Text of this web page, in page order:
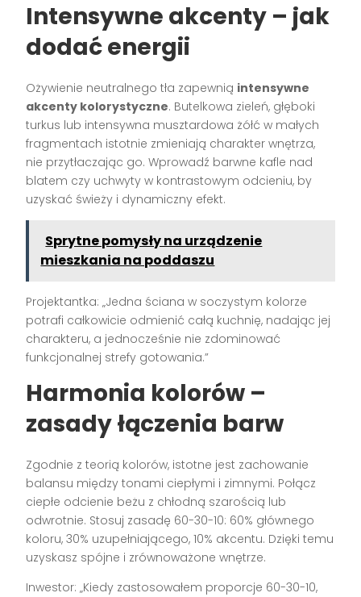
Intensywne akcenty – jak
dodać energii
Ożywienie neutralnego tła zapewnią intensywne
akcenty kolorystyczne. Butelkowa zieleń, głęboki
turkus lub intensywna musztardowa żółć w małych
fragmentach istotnie zmieniają charakter wnętrza,
nie przytłaczając go. Wprowadź barwne kafle nad
blatem czy uchwyty w kontrastowym odcieniu, by
uzyskać świeży i dynamiczny efekt.
Sprytne pomysły na urządzenie
mieszkania na poddaszu
Projektantka: „Jedna ściana w soczystym kolorze
potrafi całkowicie odmienić całą kuchnię, nadając jej
charakteru, a jednocześnie nie zdominować
funkcjonalnej strefy gotowania.”
Harmonia kolorów –
zasady łączenia barw
Zgodnie z teorią kolorów, istotne jest zachowanie
balansu między tonami ciepłymi i zimnymi. Połącz
ciepłe odcienie beżu z chłodną szarością lub
odwrotnie. Stosuj zasadę 60-30-10: 60% głównego
koloru, 30% uzupełniającego, 10% akcentu. Dzięki temu
uzyskasz spójne i zrównoważone wnętrze.
Inwestor: „Kiedy zastosowałem proporcje 60-30-10,